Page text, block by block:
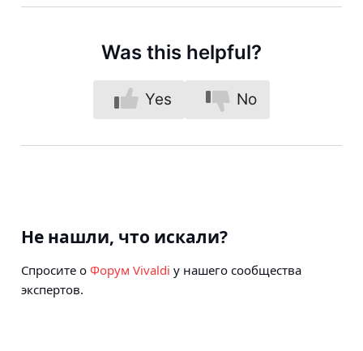
Was this helpful?
Yes No
Не нашли, что искали?
Спросите о Форум Vivaldi у нашего сообщества
экспертов.